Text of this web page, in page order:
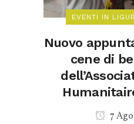
EVENTI IN
Nuovo
cene di
7